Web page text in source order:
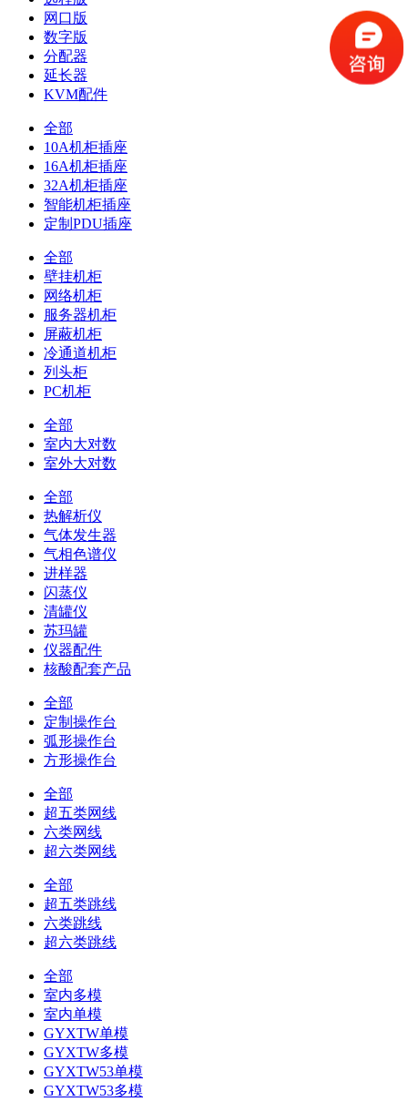
网口版
数字版
分配器
延长器
KVM配件
全部
10A机柜插座
16A机柜插座
32A机柜插座
智能机柜插座
定制PDU插座
全部
壁挂机柜
网络机柜
服务器机柜
屏蔽机柜
冷通道机柜
列头柜
PC机柜
全部
室内大对数
室外大对数
全部
热解析仪
气体发生器
气相色谱仪
进样器
闪蒸仪
清罐仪
苏玛罐
仪器配件
核酸配套产品
全部
定制操作台
弧形操作台
方形操作台
全部
超五类网线
六类网线
超六类网线
全部
超五类跳线
六类跳线
超六类跳线
全部
室内多模
室内单模
GYXTW单模
GYXTW多模
GYXTW53单模
GYXTW53多模